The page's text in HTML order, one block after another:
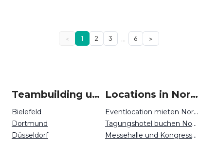
< 1 2 3 … 6 >
Teambuilding um Nordrhein-Westfalen
Bielefeld
Dortmund
Düsseldorf
Locations in Nordrhein-Westfalen mieten
Eventlocation mieten Nordrhein-Westfalen
Tagungshotel buchen Nordrhein-Westfalen
Messehalle und Kongresszentrum mieten Nordrhein-Westfalen